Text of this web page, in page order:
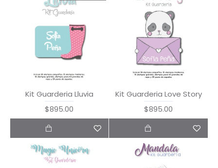
Kit Guarderia Lluvia
$895.00
Kit Guarderia Love Story
$895.00